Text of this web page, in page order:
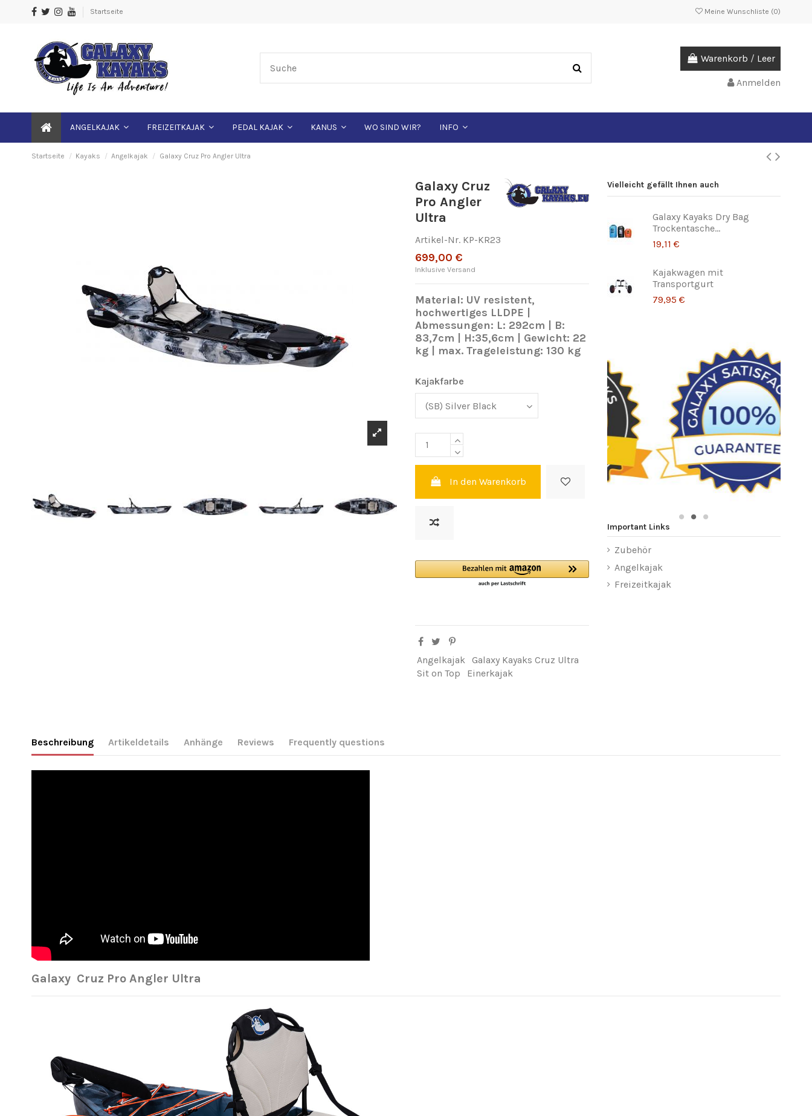
Startseite Meine Wunschliste (0)
Warenkorb / Leer
Anmelden
ANGELKAJAK FREIZEITKAJAK PEDAL KAJAK KANUS WO SIND WIR? INFO
Startseite Kayaks Angelkajak Galaxy Cruz Pro Angler Ultra
Galaxy Cruz
Pro Angler
Ultra
Artikel-Nr. KP-KR23
699,00 €
Inklusive Versand
Material: UV resistent,
hochwertiges LLDPE |
Abmessungen: L: 292cm | B:
83,7cm | H:35,6cm | Gewicht: 22
kg | max. Trageleistung: 130 kg
Kajakfarbe
In den Warenkorb
Angelkajak Galaxy Kayaks Cruz Ultra
Sit on Top
Einerkajak
Vielleicht gefällt Ihnen auch
Galaxy Kayaks Dry Bag
Trockentasche...
19,11 €
Kajakwagen mit
Transportgurt
79,95 €
Important Links
Zubehör
Angelkajak
Freizeitkajak
Beschreibung Artikeldetails Anhänge Reviews Frequently questions
Galaxy Cruz Pro Angler Ultra